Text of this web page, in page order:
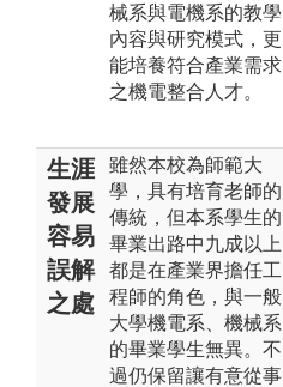
械系與電機系的教學
內容與研究模式，更
能培養符合產業需求
之機電整合人才。
生涯
發展
容易
誤解
之處
雖然本校為師範大
學，具有培育老師的
傳統，但本系學生的
畢業出路中九成以上
都是在產業界擔任工
程師的角色，與一般
大學機電系、機械系
的畢業學生無異。不
過仍保留讓有意從事